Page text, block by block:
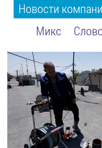
Новости
Микс